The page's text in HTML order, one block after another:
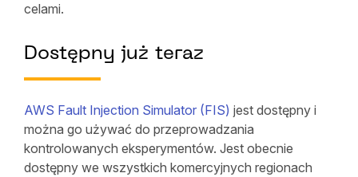
celami.
Dostępny już teraz
AWS Fault Injection Simulator (FIS) jest dostępny i
można go używać do przeprowadzania
kontrolowanych eksperymentów. Jest obecnie
dostępny we wszystkich komercyjnych regionach